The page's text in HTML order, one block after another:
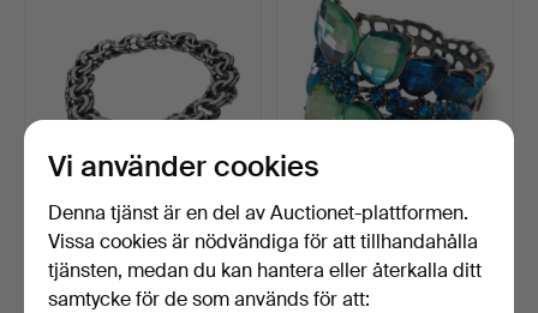
Kedjearmband i
sterlingsilver.
Klubbades 21 apr 2026
Stor armband med
kristaller med blommotiv …
Vi använder cookies
Denna tjänst är en del av Auctionet-plattformen.
Vissa cookies är nödvändiga för att tillhandahålla
tjänsten, medan du kan hantera eller återkalla ditt
samtycke för de som används för att: